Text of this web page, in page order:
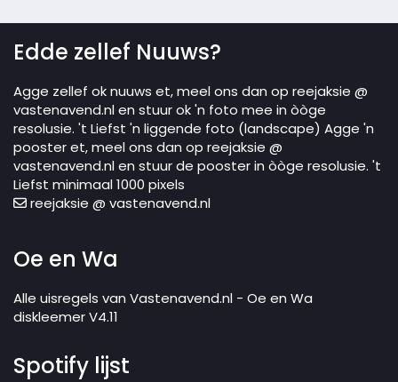
Edde zellef Nuuws?
Agge zellef ok nuuws et, meel ons dan op reejaksie @
vastenavend.nl en stuur ok 'n foto mee in òòge
resolusie. 't Liefst 'n liggende foto (landscape) Agge 'n
pooster et, meel ons dan op reejaksie @
vastenavend.nl en stuur de pooster in òòge resolusie. 't
Liefst minimaal 1000 pixels
reejaksie @ vastenavend.nl
Oe en Wa
Alle uisregels van Vastenavend.nl - Oe en Wa
diskleemer V4.11
Spotify lijst